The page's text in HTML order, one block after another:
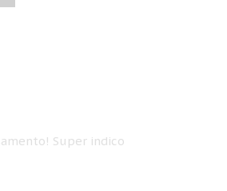
Super indico